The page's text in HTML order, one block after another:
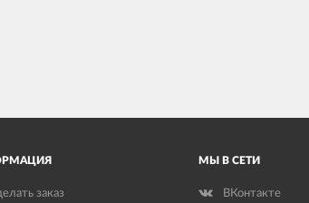
заказ
МЫ В СЕТИ
ВКонтакте